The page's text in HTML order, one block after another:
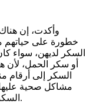
وأكدت، إن
خطورة على حياتهم
السكر لديهن، سواء
أو سكر الحمل،
السكر إلى أرقام
مشاكل صحية
السكر، وهذا الهبوط في مستوى السكر خطير جدا.